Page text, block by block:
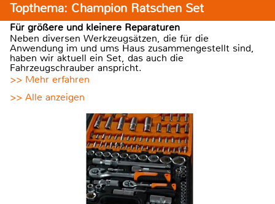
Topthema: Champion Ratschen Set
Für größere und kleinere Reparaturen
Neben diversen Werkzeugsätzen, die für die
Anwendung im und ums Haus zusammengestellt sind,
haben wir aktuell ein Set, das auch die
Fahrzeugschrauber anspricht.
>> Mehr erfahren
>> Alle anzeigen